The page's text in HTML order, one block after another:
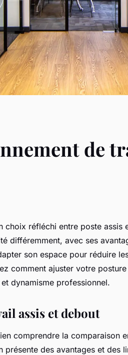
de
choix réfléchi entre poste assis
différemment, avec ses
son espace pour réduire
comment ajuster votre
dynamisme professionnel.
assis et debout
comprendre la comparaison
des avantages et des